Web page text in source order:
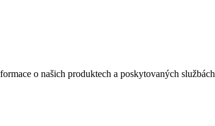
o našich produktech a poskytovaných službách